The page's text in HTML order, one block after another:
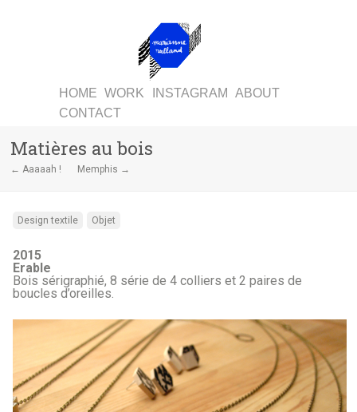
HOME WORK INSTAGRAM
ABOUT
CONTACT
Matières au bois
← Aaaaah ! Memphis →
Design textile Objet
2015
Erable
Bois sérigraphié, 8 série de 4 colliers et 2 paires de
boucles d’oreilles.